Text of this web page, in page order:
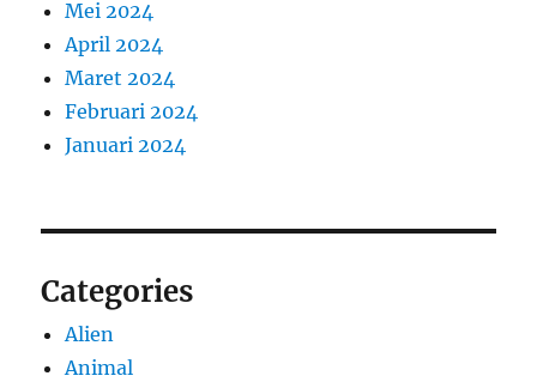
Mei 2024
April 2024
Maret 2024
Februari 2024
Januari 2024
Categories
Alien
Animal